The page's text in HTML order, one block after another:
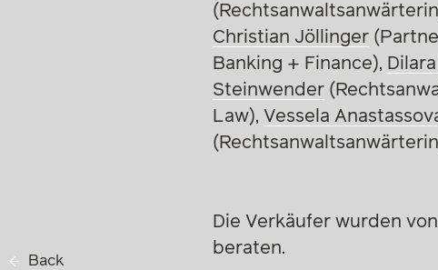
Back
Christian Jöllinger
Banking + Finance),
Steinwender
Law), Vessela
Die Verkäufer wurden
beraten.